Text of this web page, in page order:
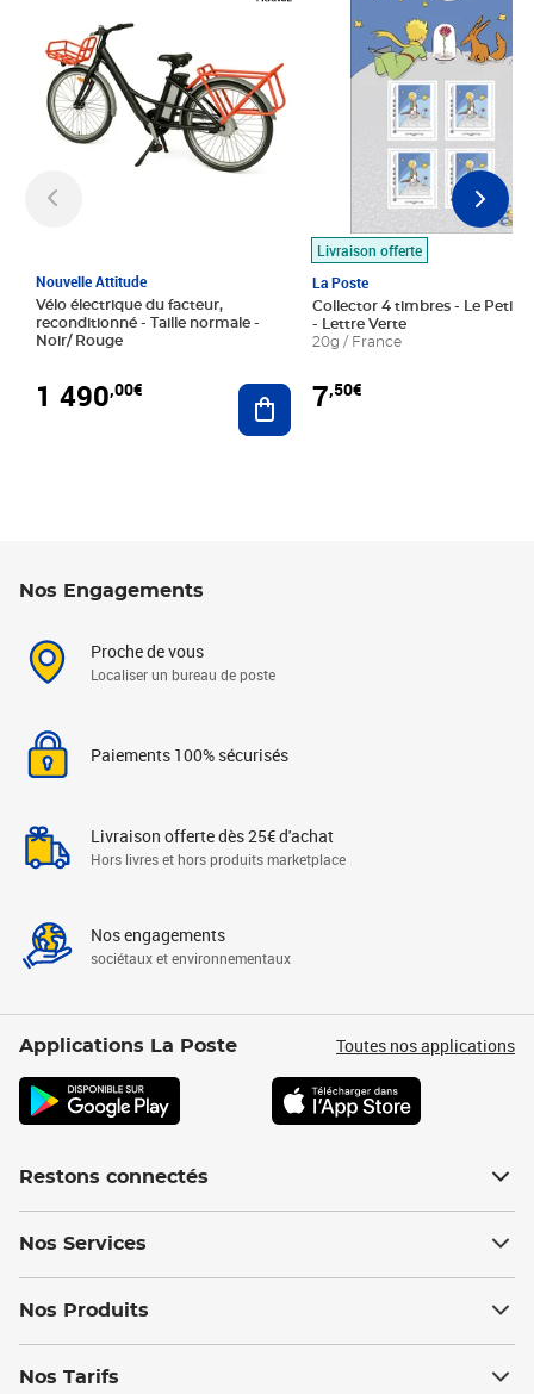
Nouvelle Attitude
Vélo électrique du facteur,
reconditionné - Taille normale -
Noir/ Rouge
1 490,00€ Ajouter au panier
Livraison offerte
La Poste
Collector 4 timbres - Le Petit
- Lettre Verte
20g / France
7,50€
Nos Engagements
Proche de vous
Localiser un bureau de poste
Paiements 100% sécurisés
Livraison offerte dès 25€ d'achat
Hors livres et hors produits marketplace
Nos engagements
sociétaux et environnementaux
Applications La Poste Toutes nos applications
Restons connectés
Nos Services
Nos Produits
Nos Tarifs